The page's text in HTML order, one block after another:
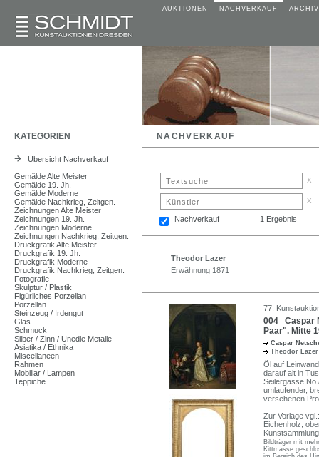
AUKTIONEN NACHVERKAUF ARCHIV
KATEGORIEN NACHVERKAUF
Übersicht Nachverkauf
Gemälde Alte Meister
Gemälde 19. Jh.
Gemälde Moderne
Gemälde Nachkrieg, Zeitgen.
Zeichnungen Alte Meister
Zeichnungen 19. Jh.
Zeichnungen Moderne
Zeichnungen Nachkrieg, Zeitgen.
Druckgrafik Alte Meister
Druckgrafik 19. Jh.
Druckgrafik Moderne
Druckgrafik Nachkrieg, Zeitgen.
Fotografie
Skulptur / Plastik
Figürliches Porzellan
Porzellan
Steinzeug / Irdengut
Glas
Schmuck
Silber / Zinn / Unedle Metalle
Asiatika / Ethnika
Miscellaneen
Rahmen
Mobiliar / Lampen
Teppiche
x
x
Nachverkauf 1 Ergebnis
Theodor Lazer
Erwähnung 1871
77.
004 Caspar
Paar". Mitte
Caspar
Theodor
Öl auf
darauf alt in
Seilergasse
umlaufender,
versehenen
Zur Vorlage
Eichenholz,
Bildträger mit
Kittmasse